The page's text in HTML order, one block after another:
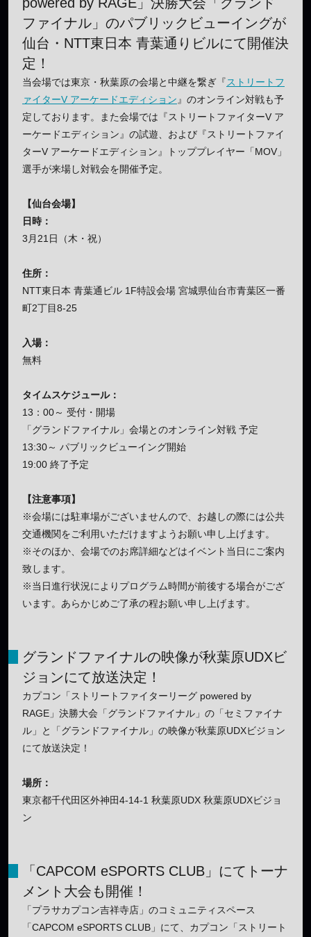
ファイナル」のパブリックビューイングが
仙台・NTT東日本 青葉通りビルにて開催決
定！
当会場では東京・秋葉原の会場と中継を繋ぎ『ストリートフ
ァイターV アーケードエディション 』のオンライン対戦も予
定しております。また会場では『ストリートファイターV ア
ーケードエディション』の試遊、および『ストリートファイ
ターV アーケードエディション』トッププレイヤー「MOV」
選手が来場し対戦会を開催予定。
【仙台会場】
日時：
3月21日（木・祝）
住所：
NTT東日本 青葉通ビル 1F特設会場 宮城県仙台市青葉区一番
町2丁目8-25
入場：
無料
タイムスケジュール：
13：00～ 受付・開場
「グランドファイナル」会場とのオンライン対戦 予定
13:30～ パブリックビューイング開始
19:00 終了予定
【注意事項】
※会場には駐車場がございませんので、お越しの際には公共
交通機関をご利用いただけますようお願い申し上げます。
※そのほか、会場でのお席詳細などはイベント当日にご案内
致します。
※当日進行状況によりプログラム時間が前後する場合がござ
います。あらかじめご了承の程お願い申し上げます。
グランドファイナルの映像が秋葉原UDXビ
ジョンにて放送決定！
カプコン「ストリートファイターリーグ powered by
RAGE」決勝大会「グランドファイナル」の「セミファイナ
ル」と「グランドファイナル」の映像が秋葉原UDXビジョン
にて放送決定！
場所：
東京都千代田区外神田4-14-1 秋葉原UDX 秋葉原UDXビジョ
ン
「CAPCOM eSPORTS CLUB」にてトーナ
メント大会も開催！
「プラサカプコン吉祥寺店」のコミュニティスペース
「CAPCOM eSPORTS CLUB」にて、カプコン「ストリート